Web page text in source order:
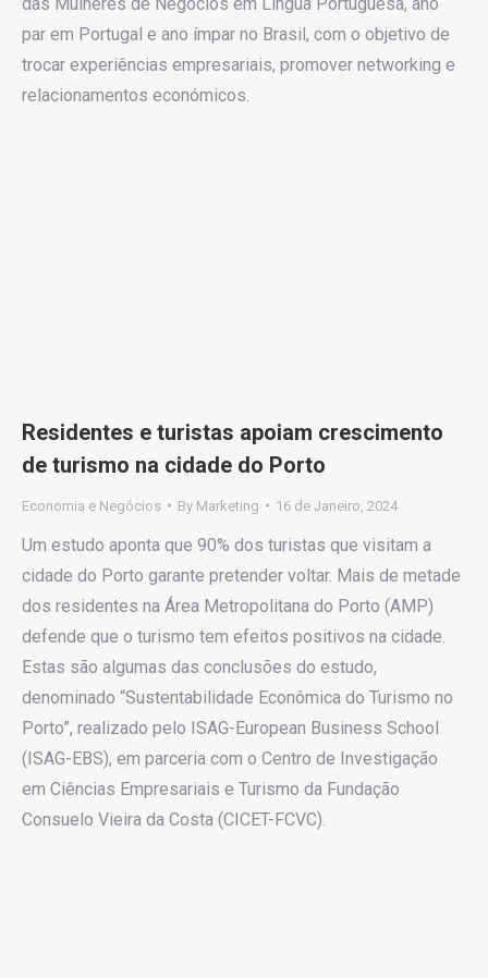
par em Portugal e ano ímpar no Brasil, com o objetivo de
trocar experiências empresariais, promover networking e
relacionamentos económicos.
Residentes e turistas apoiam crescimento
de turismo na cidade do Porto
Economia e Negócios By Marketing 16 de Janeiro, 2024
Um estudo aponta que 90% dos turistas que visitam a
cidade do Porto garante pretender voltar. Mais de metade
dos residentes na Área Metropolitana do Porto (AMP)
defende que o turismo tem efeitos positivos na cidade.
Estas são algumas das conclusões do estudo,
denominado “Sustentabilidade Econômica do Turismo no
Porto”, realizado pelo ISAG-European Business School
(ISAG-EBS), em parceria com o Centro de Investigação
em Ciências Empresariais e Turismo da Fundação
Consuelo Vieira da Costa (CICET-FCVC).